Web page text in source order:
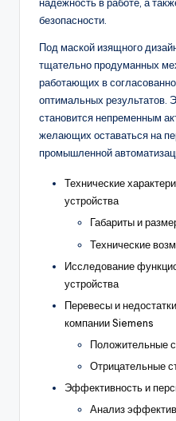
надежность в работе, а
безопасности.
Под маской изящного
тщательно продуманных
работающих в
оптимальных результатов.
становится непременным
желающих оставаться на
промышленной
Технические
устройства
Габариты и
Технические
Исследование
устройства
Перевесы и
компании Siemens
Положительные
Отрицательные
Эффективность и
Анализ